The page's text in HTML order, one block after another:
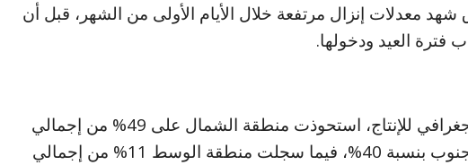
معدلات إنزال مرتفعة خلال الأيام الأولى من الشهر، قبل أن
فترة العيد ودخولها.
وفيما يتعلق بالتوزيع الجغرافي للإنتاج، استحوذت منطقة الشمال على 49% من إجمالي
الإنزال، تلتها منطقة الجنوب بنسبة 40%، فيما سجلت منطقة الوسط 11% من إجمالي